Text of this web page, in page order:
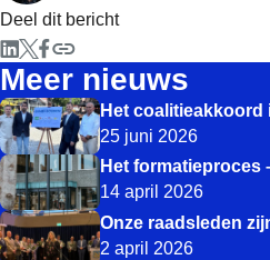
Deel dit bericht
Meer nieuws
Het
25 juni 2026
Het formatieproces
14 april 2026
Onze raadsleden
2 april 2026